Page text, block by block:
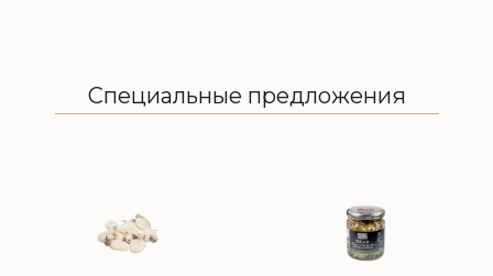
Специальные предложения